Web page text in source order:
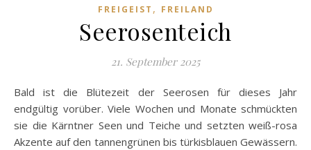
FREIGEIST , FREILAND
Seerosenteich
21. September 2025
Bald ist die Blütezeit der Seerosen für dieses Jahr
endgültig vorüber. Viele Wochen und Monate schmückten
sie die Kärntner Seen und Teiche und setzten weiß-rosa
Akzente auf den tannengrünen bis türkisblauen Gewässern.